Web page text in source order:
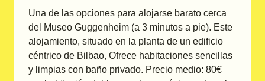
Una de las opciones para alojarse barato cerca
del Museo Guggenheim (a 3 minutos a pie). Este
alojamiento, situado en la planta de un edificio
céntrico de Bilbao, Ofrece habitaciones sencillas
y limpias con baño privado. Precio medio: 80€